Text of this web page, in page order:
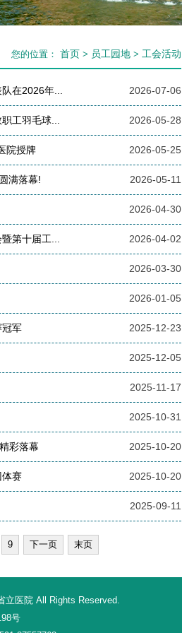
您的位置： 首页 > 员工园地 > 工会活动
在2026年... 2026-07-06
工羽毛球... 2026-05-28
院授牌 2026-05-25
满落幕! 2026-05-11
2026-04-30
第十届工... 2026-04-02
2026-03-30
2026-01-05
军 2025-12-23
2025-12-05
2025-11-17
2025-10-31
彩落幕 2025-10-20
赛 2025-10-20
2025-09-11
9 下一页 末页
立医院 All Rights Reserved.
号